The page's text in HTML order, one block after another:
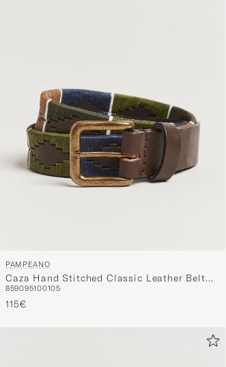
PAMPEANO
Caza Hand Stitched Classic Leather Belt
3,5cm Green/Blue
859095100105
115€